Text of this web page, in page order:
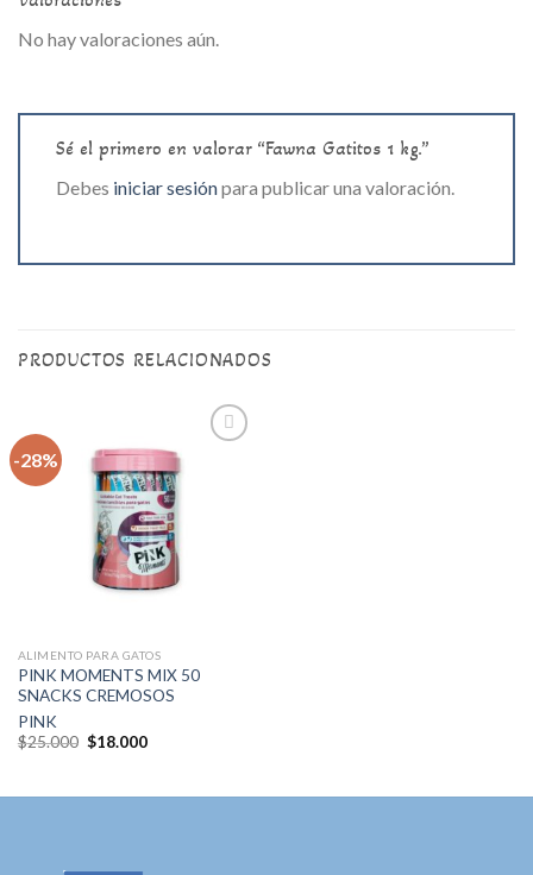
No hay valoraciones aún.
Sé el primero en valorar “Fawna Gatitos 1 kg.”
Debes iniciar sesiónpara publicar una valoración.
PRODUCTOS RELACIONADOS
-28%
ALIMENTO PARA GATOS
PINK MOMENTS MIX 50
SNACKS CREMOSOS
PINK
$25.000 El
$25.000.
$18.000El
$18.000.